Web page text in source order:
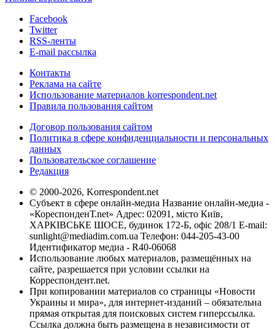
Facebook
Twitter
RSS-ленты
E-mail рассылка
Контакты
Реклама на сайте
Использование материалов korrespondent.net
Правила пользования сайтом
Договор пользования сайтом
Политика в сфере конфиденциальности и персональных
данных
Пользовательское соглашение
Редакция
© 2000-2026, Korrespondent.net
Субъект в сфере онлайн-медиа Название онлайн-медиа -
«КореспонденТ.net» Адрес: 02091, місто Київ,
ХАРКІВСЬКЕ ШОСЕ, будинок 172-Б, офіс 208/1 E-mail:
sunlight@mediadim.com.ua Телефон: 044-205-43-00
Идентификатор медиа - R40-06068
Использование любых материалов, размещённых на
сайте, разрешается при условии ссылки на
Корреспондент.net.
При копировании материалов со страницы «Новости
Украины и мира», для интернет-изданий – обязательна
прямая открытая для поисковых систем гиперссылка.
Ссылка должна быть размещена в независимости от